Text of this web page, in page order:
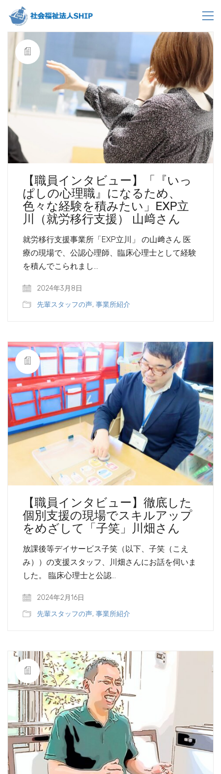
【職員インタビュー】「『いっ
ぱしの心理職』になるため、
色々な経験を積みたい」EXP立
川（就労移行支援） 山﨑さん
就労移行支援事業所「EXP立川」 の山﨑さん 医
療の現場で、公認心理師、臨床心理士として経験
を積んでこられまし…
2024年3月8日
先輩スタッフの声, 事業所紹介
【職員インタビュー】徹底した
個別支援の現場でスキルアップ
をめざして「子笑」川畑さん
放課後等デイサービス子笑（以下、子笑（こえ
み））の支援スタッフ、川畑さんにお話を伺いま
した。 臨床心理士と公認…
2024年2月16日
先輩スタッフの声, 事業所紹介